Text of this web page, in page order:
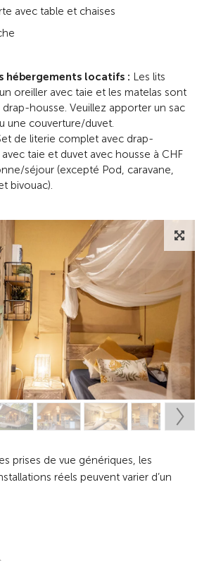
avec table et chaises
hébergements locatifs : Les lits
oreiller avec taie et les matelas sont
housse. Veuillez apporter un sac
une couverture/duvet.
de literie complet avec drap-
taie et duvet avec housse à CHF
séjour (excepté Pod, caravane,
bivouac).
prises de vue génériques, les
réels peuvent varier d’un